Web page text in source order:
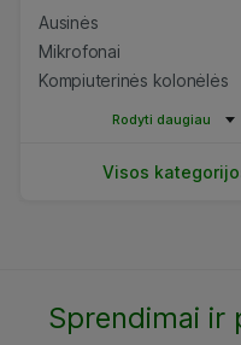
Ausinės
Mikrofonai
Kompiuterinės kolonėlės
Rodyti daugiau
Visos
Sprendimai ir